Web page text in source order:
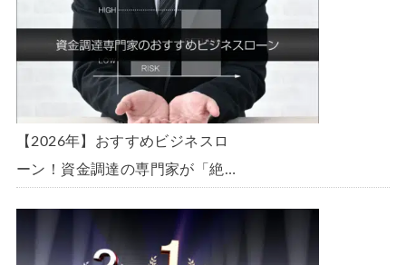
【2026年】おすすめビジネスロ
ーン！資金調達の専門家が「絶
ーン・事業者ローン・商工ローン
ランキング